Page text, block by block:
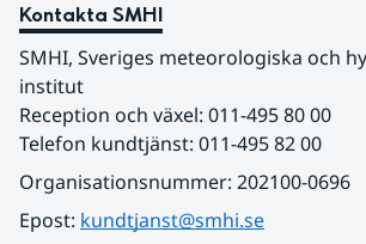
Kontakta SMHI
SMHI, Sveriges meteorologiska och
institut
Reception och växel: 011-495 80 00
Telefon kundtjänst: 011-495 82 00
Organisationsnummer: 202100-0696
Epost: kundtjanst@smhi.se